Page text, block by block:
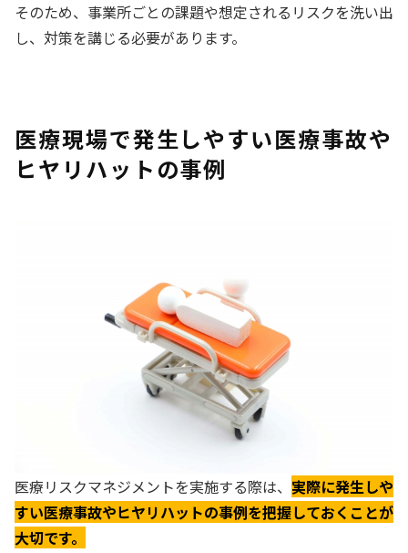
そのため、事業所ごとの課題や想定されるリスクを洗い出
し、対策を講じる必要があります。
医療現場で発生しやすい医療事故や
ヒヤリハットの事例
医療リスクマネジメントを実施する際は、 実際に発生しや
すい医療事故やヒヤリハットの事例を把握しておくことが
大切です。